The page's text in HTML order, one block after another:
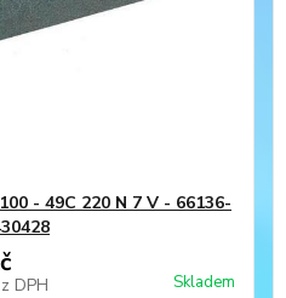
- 49C 220 N 7 V - 66136-
DPH Skladem